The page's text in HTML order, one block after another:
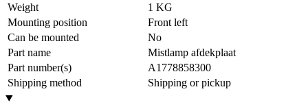
Weight
1 KG
Mounting position
Front left
Can be mounted
No
Part name
Mistlamp afdekplaat
Part number(s)
A1778858300
Shipping method
Shipping or pickup